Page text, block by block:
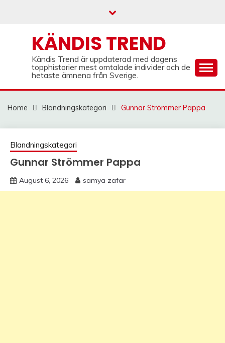
KÄNDIS TREND
Kändis Trend är uppdaterad med dagens
topphistorier mest omtalade individer och de
hetaste ämnena från Sverige.
Home Blandningskategori Gunnar Strömmer Pappa
Blandningskategori
Gunnar Strömmer Pappa
August 6, 2026 samya zafar